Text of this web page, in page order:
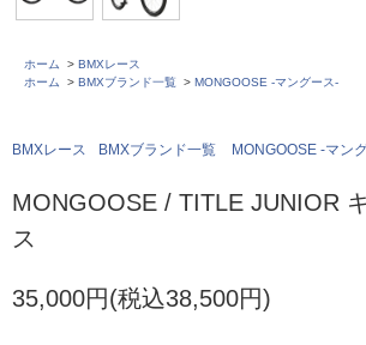
ホーム > BMXレース
ホーム
> BMXブランド一覧 > MONGOOSE -マングース-
BMXレース BMXブランド一覧 MONGOOSE -マン
MONGOOSE / TITLE JUNIOR
ス
35,000円(税込38,500円)